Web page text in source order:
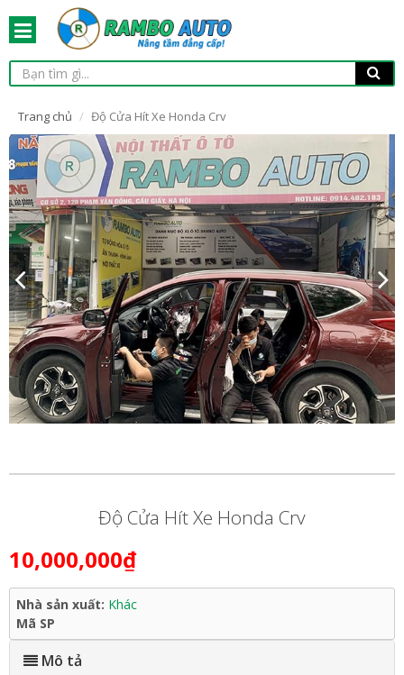
Trang chủ Độ Cửa Hít Xe Honda Crv
Độ Cửa Hít Xe Honda Crv
10,000,000₫
Nhà sản xuất: Khác
Mã SP
Mô tả